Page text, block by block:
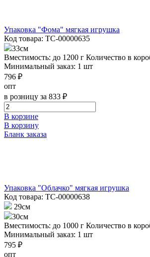
Упаковка "Фома" мягкая игрушка
Код товара: ТС-00000635
33см
Вместимость: до 1200 г Количество в
Минимальный заказ: 1 шт
796 ₽
опт
в розницу за 833 ₽
В корзине
В корзину
Бланк заказа
Упаковка "Облачко" мягкая игрушка
Код товара: ТС-00000638
29см
30см
Вместимость: до 1000 г Количество в
Минимальный заказ: 1 шт
795 ₽
опт